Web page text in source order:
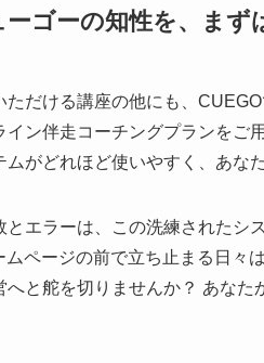
ゴーの知性を、ま
ただける講座の他にも、
イン伴走コーチングプランをご
ムがどれほど使いやすく、あな
エラーは、この洗練されたシ
ムページの前で立ち止まる日々
と舵を切りませんか？ あなた